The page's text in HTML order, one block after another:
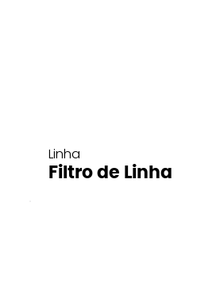
Linha
Filtro de Linha